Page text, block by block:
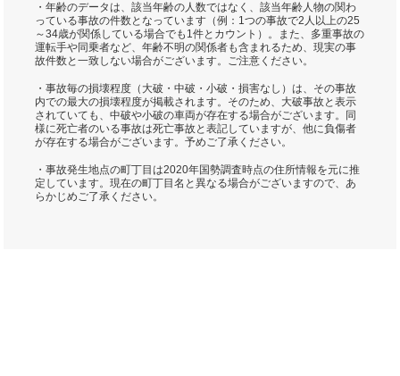
・年齢のデータは、該当年齢の人数ではなく、該当年齢人物の関わ
っている事故の件数となっています（例：1つの事故で2人以上の25
～34歳が関係している場合でも1件とカウント）。また、多重事故の
運転手や同乗者など、年齢不明の関係者も含まれるため、現実の事
故件数と一致しない場合がございます。ご注意ください。
・事故毎の損壊程度（大破・中破・小破・損害なし）は、その事故
内での最大の損壊程度が掲載されます。そのため、大破事故と表示
されていても、中破や小破の車両が存在する場合がございます。同
様に死亡者のいる事故は死亡事故と表記していますが、他に負傷者
が存在する場合がございます。予めご了承ください。
・事故発生地点の町丁目は2020年国勢調査時点の住所情報を元に推
定しています。現在の町丁目名と異なる場合がございますので、あ
らかじめご了承ください。